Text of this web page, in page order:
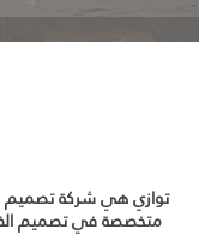
توازي هي شركة تصميم
متخصصة في تصميم